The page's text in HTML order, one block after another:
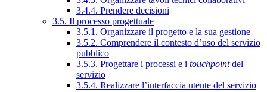
3.4.4. Prendere decisioni
3.5. Il processo progettuale
3.5.1. Organizzare il progetto e la sua gestione
3.5.2. Comprendere il contesto d’uso del servizio
pubblico
3.5.3. Progettare i processi e i touchpointdel
servizio
3.5.4. Realizzare l’interfaccia utente del servizio